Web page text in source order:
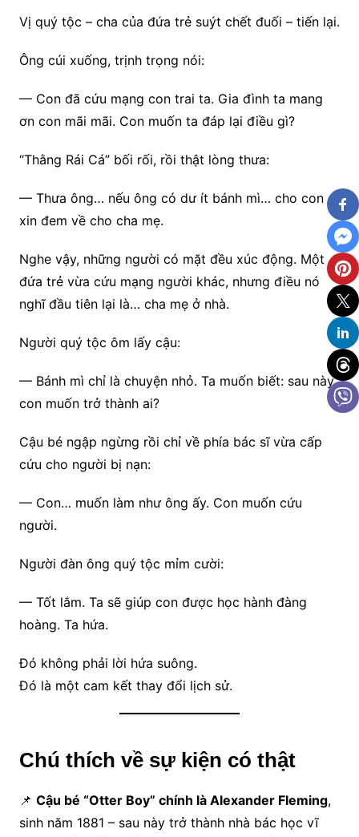
Vị quý tộc – cha của đứa trẻ suýt chết đuối – tiến lại.
Ông cúi xuống, trịnh trọng nói:
— Con đã cứu mạng con trai ta. Gia đình ta mang
ơn con mãi mãi. Con muốn ta đáp lại điều gì?
“Thằng Rái Cá” bối rối, rồi thật lòng thưa:
— Thưa ông… nếu ông có dư ít bánh mì… cho con
xin đem về cho cha mẹ.
Nghe vậy, những người có mặt đều xúc động. Một
đứa trẻ vừa cứu mạng người khác, nhưng điều nó
nghĩ đầu tiên lại là… cha mẹ ở nhà.
Người quý tộc ôm lấy cậu:
— Bánh mì chỉ là chuyện nhỏ. Ta muốn biết: sau này
con muốn trở thành ai?
Cậu bé ngập ngừng rồi chỉ về phía bác sĩ vừa cấp
cứu cho người bị nạn:
— Con… muốn làm như ông ấy. Con muốn cứu
người.
Người đàn ông quý tộc mỉm cười:
— Tốt lắm. Ta sẽ giúp con được học hành đàng
hoàng. Ta hứa.
Đó không phải lời hứa suông.
Đó là một cam kết thay đổi lịch sử.
Chú thích về sự kiện có thật
📌 Cậu bé “Otter Boy” chính là Alexander Fleming,
sinh năm 1881 – sau này trở thành nhà bác học vĩ